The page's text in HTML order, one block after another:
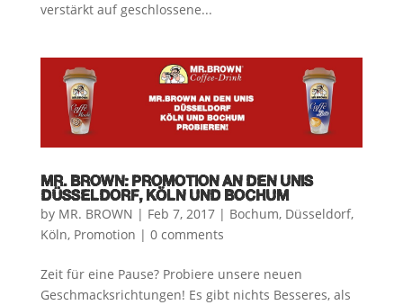
verstärkt auf geschlossene...
MR. BROWN: PROMOTION AN DEN UNIS
DÜSSELDORF, KÖLN UND BOCHUM
by MR. BROWN | Feb 7, 2017| Bochum, Düsseldorf,
Köln, Promotion | 0 comments
Zeit für eine Pause? Probiere unsere neuen
Geschmacksrichtungen! Es gibt nichts Besseres, als